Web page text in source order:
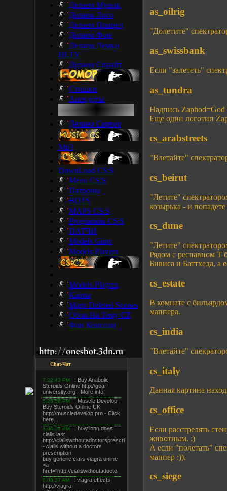
Делаем Мувик
Делаем Лого
Делаем Прицел
Делаем Фон
Делаем Демки
HLTV
Делаем Спрайт
Стишки
Анекдоты
Делаем Сервер
Mp3
DownLoad CS:S
Menu CS:S
Патроны
BOTS
MAPS CS:S
Programms CS:S
ПАТЧИ
Models Guns
Models Players
Models Players
Карты
Maps Deleted Scenes
Обои На Тему CZ
Фон Консоли
Chat-Чат
as_oilrig
"Долетите"
as_swissbank
Если "залететь"
as_tundra
Надпись Zaphod=God
Еще один логотип
cs_arabstreets
"Влетайте"
cs_beirut
"Летите"
козырька - и
cs_dune
"Летите"
Рядом с респавном T
Бивиса и Баттхеда, а
cs_estate
В комнате с
маппера.
cs_india
"Влетайте"
cs_italy
Данная картина
cs_office
Если расстрелять
животным. :)
А если "полетать"
маппер :)).
cs_siege